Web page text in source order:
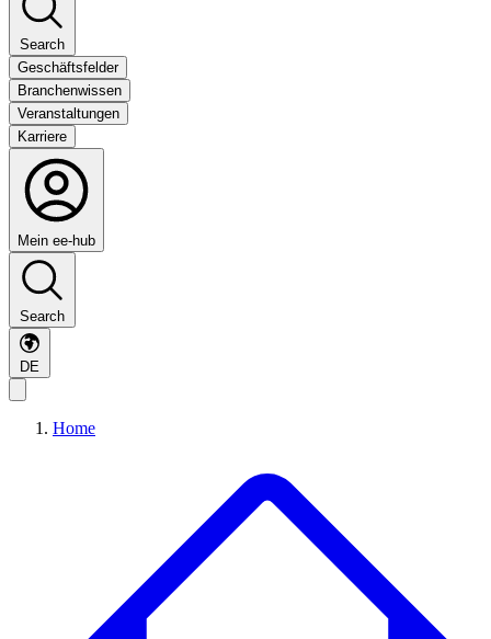
Search
Geschäftsfelder
Branchenwissen
Veranstaltungen
Karriere
Mein ee-hub
Search
DE
Home